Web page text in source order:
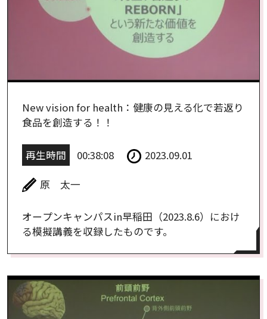
New vision for health：健康の見える化で若返り
食品を創造する！！
再生時間 00:38:08 2023.09.01
原 太一
オープンキャンパスin早稲田（2023.8.6）におけ
る模擬講義を収録したものです。